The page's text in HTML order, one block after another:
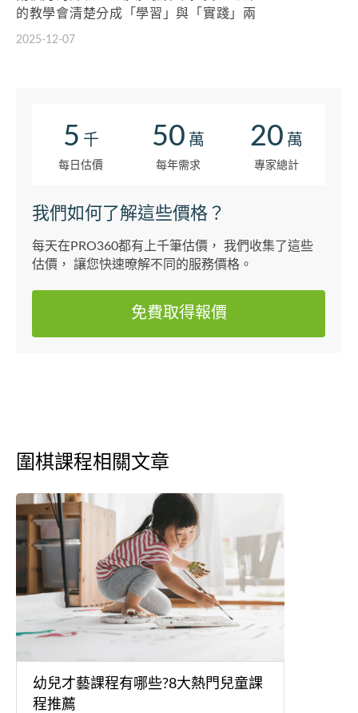
的教學會清楚分成「學習」與「實踐」兩
個部分：學習包含定石、活死題，以及針
被反覆提醒的問題。 身為社會人士，可運
用的學棋時間有限，加上個人學習時偶爾
會過於急於求成。老師會在過程中不斷提
2025-12-07
5 千
每日估價
50 萬
每年需求
20 萬
專家總計
我們如何了解這些價格？
每天在PRO360都有上千筆估價， 我們收集了這些
估價， 讓您快速暸解不同的服務價格。
免費取得報價
圍棋課程相關文章
幼兒才藝課程有哪些?8大熱門兒童課
程推薦